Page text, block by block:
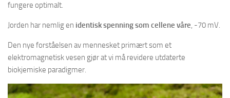
fungere optimalt.
Jorden har nemlig en identisk spenning som cellene våre, -70 mV.
Den nye forståelsen av mennesket primært som et
elektromagnetisk vesen gjør at vi må revidere utdaterte
biokjemiske paradigmer.